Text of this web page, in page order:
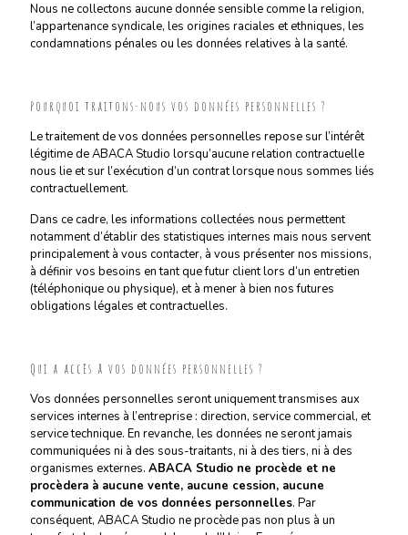
Nous ne collectons aucune donnée sensible comme la religion,
l’appartenance syndicale, les origines raciales et ethniques, les
condamnations pénales ou les données relatives à la santé.
Pourquoi traitons-nous vos données personnelles ?
Le traitement de vos données personnelles repose sur l’intérêt
légitime de ABACA Studio lorsqu’aucune relation contractuelle
nous lie et sur l’exécution d’un contrat lorsque nous sommes liés
contractuellement.
Dans ce cadre, les informations collectées nous permettent
notamment d’établir des statistiques internes mais nous servent
principalement à vous contacter, à vous présenter nos missions,
à définir vos besoins en tant que futur client lors d’un entretien
(téléphonique ou physique), et à mener à bien nos futures
obligations légales et contractuelles.
Qui a accès à vos données personnelles ?
Vos données personnelles seront uniquement transmises aux
services internes à l’entreprise : direction, service commercial, et
service technique. En revanche, les données ne seront jamais
communiquées ni à des sous-traitants, ni à des tiers, ni à des
organismes externes. ABACA Studio ne procède et ne
procèdera à aucune vente, aucune cession, aucune
communication de vos données personnelles. Par
conséquent, ABACA Studio ne procède pas non plus à un